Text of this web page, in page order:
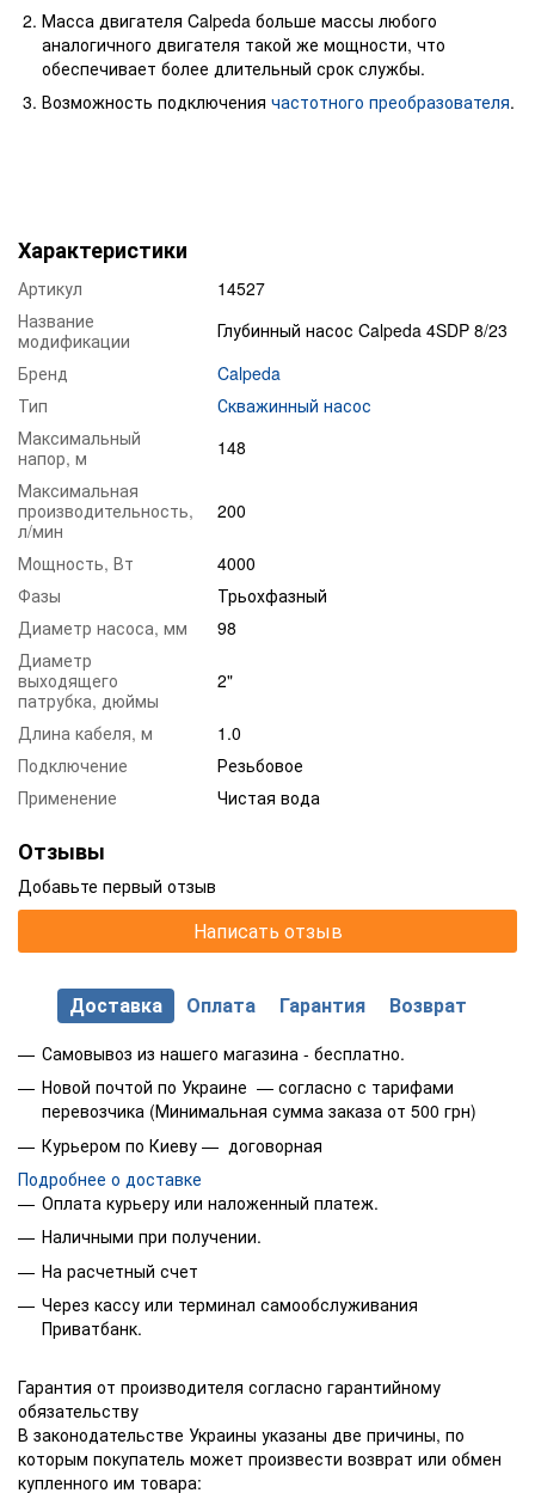
Масса двигателя Calpeda больше массы любого
аналогичного двигателя такой же мощности, что
обеспечивает более длительный срок службы.
Возможность подключения частотного преобразователя.
Характеристики
Артикул
14527
Название
модификации
Глубинный насос Calpeda 4SDP 8/23
Бренд
Calpeda
Тип
Скважинный насос
Максимальный
напор, м
148
Максимальная
производительность,
л/мин
200
Мощность, Вт
4000
Фазы
Трьохфазный
Диаметр насоса, мм
98
Диаметр
выходящего
патрубка, дюймы
2"
Длина кабеля, м
1.0
Подключение
Резьбовое
Применение
Чистая вода
Отзывы
Добавьте первый отзыв
Написать отзыв
Доставка Оплата Гарантия Возврат
Самовывоз из нашего магазина - бесплатно.
Новой почтой по Украине — согласно с тарифами
перевозчика (Минимальная сумма заказа от 500 грн)
Курьером по Киеву — договорная
Подробнее о доставке
Оплата курьеру или наложенный платеж.
Наличными при получении.
На расчетный счет
Через кассу или терминал самообслуживания
Приватбанк.
Гарантия от производителя согласно гарантийному
обязательству
В законодательстве Украины указаны две причины, по
которым покупатель может произвести возврат или обмен
купленного им товара: